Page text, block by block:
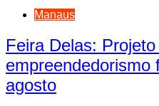
Manaus
Feira Delas:
empreendedorismo
agosto